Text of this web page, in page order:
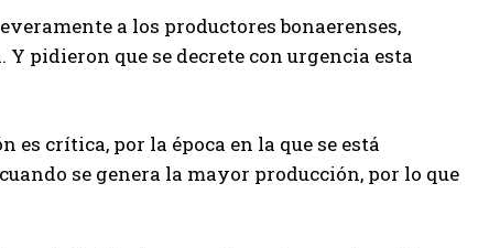
a los productores bonaerenses,
pidieron que se decrete con urgencia esta
crítica, por la época en la que se está
se genera la mayor producción, por lo que